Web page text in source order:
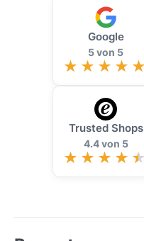
Google
5 von 5
Trusted Shops
4.4 von 5